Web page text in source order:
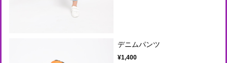
デニムパンツ
¥1,400